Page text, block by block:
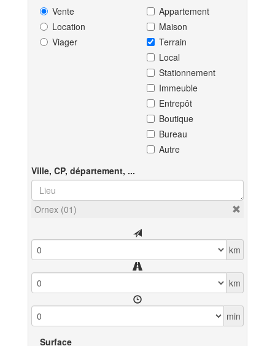
Vente
Location
Viager
Appartement
Maison
Terrain
Local
Stationnement
Immeuble
Entrepôt
Boutique
Bureau
Autre
Ville, CP, département, ...
Ornex (01)
km
km
min
Surface